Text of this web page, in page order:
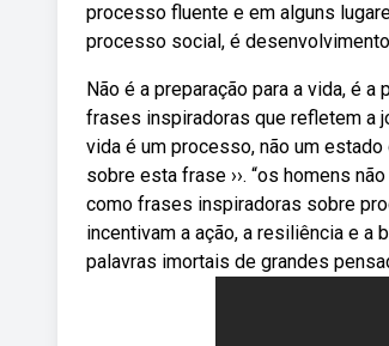
processo fluente e em alguns
processo social, é
Não é a preparação para a vida, é
frases inspiradoras que refletem a
vida é um processo, não um
sobre esta frase ››. “os homens
como frases inspiradoras sobre
incentivam a ação, a resiliência e a
palavras imortais de grandes